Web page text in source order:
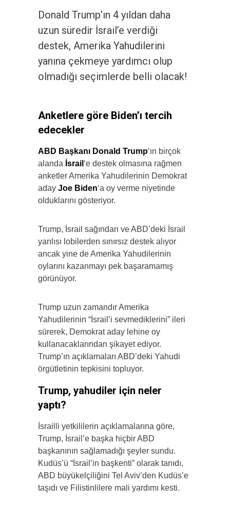
Donald Trump’ın 4 yıldan daha
uzun süredir İsrail’e verdiği
destek, Amerika Yahudilerini
yanına çekmeye yardımcı olup
olmadığı seçimlerde belli olacak!
Anketlere göre Biden’ı tercih
edecekler
ABD Başkanı Donald Trump‘ın birçok
alanda İsrail ‘e destek olmasına rağmen
anketler Amerika Yahudilerinin Demokrat
aday Joe Biden‘a oy verme niyetinde
olduklarını gösteriyor.
Trump, İsrail sağından ve ABD’deki İsrail
yanlısı lobilerden sınırsız destek alıyor
ancak yine de Amerika Yahudilerinin
oylarını kazanmayı pek başaramamış
görünüyor.
Trump uzun zamandır Amerika
Yahudilerinin “İsrail’i sevmediklerini” ileri
sürerek, Demokrat aday lehine oy
kullanacaklarından şikayet ediyor.
Trump’ın açıklamaları ABD’deki Yahudi
örgütletinin tepkisini topluyor.
Trump, yahudiler için neler
yaptı?
İsrailli yetkililerin açıklamalarına göre,
Trump, İsrail’e başka hiçbir ABD
başkanının sağlamadığı şeyler sundu.
Kudüs’ü “İsrail’in başkenti” olarak tanıdı,
ABD büyükelçiliğini Tel Aviv’den Kudüs’e
taşıdı ve Filistinlilere mali yardımı kesti.